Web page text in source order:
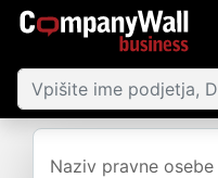
Naziv pravne osebe